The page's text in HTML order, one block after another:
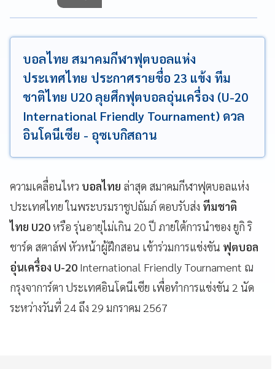
บอลไทย สมาคมกีฬาฟุตบอลแห่ง
ประเทศไทย ประกาศรายชื่อ 23 แข้ง ทีม
ชาติไทย U20 ลุยศึกฟุตบอลอุ่นเครื่อง (U-20
International Friendly Tournament) ดวล
อินโดนีเซีย - อุซเบกิสถาน
ความเคลื่อนไหว บอลไทย ล่าสุด สมาคมกีฬาฟุตบอลแห่ง
ประเทศไทย ในพระบรมราชูปถัมภ์ ตอบรับส่ง ทีมชาติ
ไทย U20หรือ รุ่นอายุไม่เกิน 20 ปี ภายใต้การนำของ ยูกิ ริ
ชาร์ด สตาล์ฟ หัวหน้าผู้ฝึกสอน เข้าร่วมการแข่งขัน ฟุตบอล
อุ่นเครื่อง U-20 International Friendly Tournament ณ
กรุงจาการ์ตา ประเทศอินโดนีเซีย เพื่อทำการแข่งขัน 2 นัด
ระหว่างวันที่ 24 ถึง 29 มกราคม 2567